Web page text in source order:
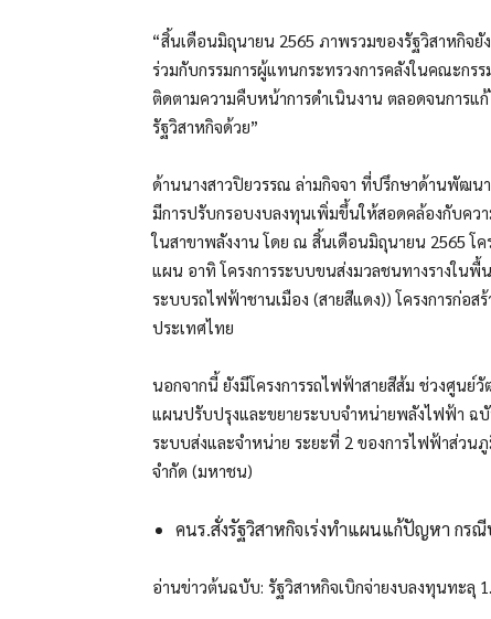
“สิ้นเดือนมิถุนายน 2565 ภาพรวมของรัฐวิสาหกิจยั
ร่วมกับกรรมการผู้แทนกระทรวงการคลังในคณะกร
ติดตามความคืบหน้าการดำเนินงาน ตลอดจนการแ
รัฐวิสาหกิจด้วย”
ด้านนางสาวปิยวรรณ ล่ามกิจจา ที่ปรึกษาด้านพัฒน
มีการปรับกรอบงบลงทุนเพิ่มขึ้นให้สอดคล้องกับควา
ในสาขาพลังงาน โดย ณ สิ้นเดือนมิถุนายน 2565 โ
แผน อาทิ โครงการระบบขนส่งมวลชนทางรางใน
ระบบรถไฟฟ้าชานเมือง (สายสีแดง)) โครงการก่อส
ประเทศไทย
นอกจากนี้ ยังมีโครงการรถไฟฟ้าสายสีส้ม ช่วงศูน
แผนปรับปรุงและขยายระบบจำหน่ายพลังไฟฟ้า ฉ
ระบบส่งและจำหน่าย ระยะที่ 2 ของการไฟฟ้าส่ว
จำกัด (มหาชน)
คนร.สั่งรัฐวิสาหกิจเร่งทำแผนแก้ปัญหา กร
อ่านข่าวต้นฉบับ: รัฐวิสาหกิจเบิกจ่ายงบลงทุนทะลุ